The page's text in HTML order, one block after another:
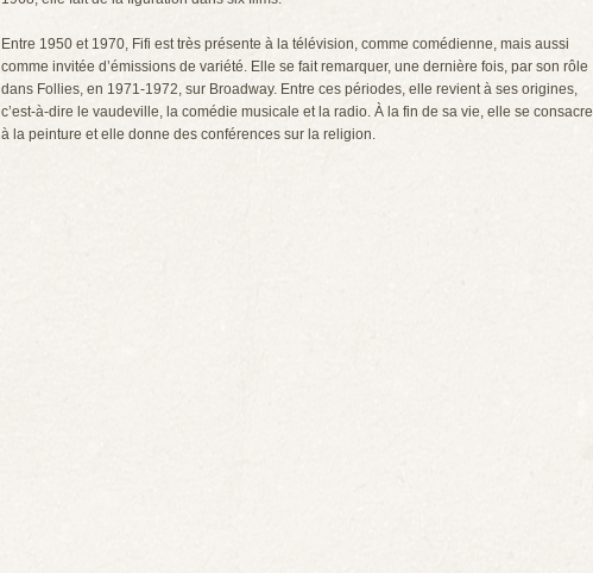
Entre 1950 et 1970, Fifi est très présente à la télévision, comme comédienne, mais aussi
comme invitée d’émissions de variété. Elle se fait remarquer, une dernière fois, par son rôle
dans Follies, en 1971-1972, sur Broadway. Entre ces périodes, elle revient à ses origines,
c’est-à-dire le vaudeville, la comédie musicale et la radio. À la fin de sa vie, elle se consacre
à la peinture et elle donne des conférences sur la religion.